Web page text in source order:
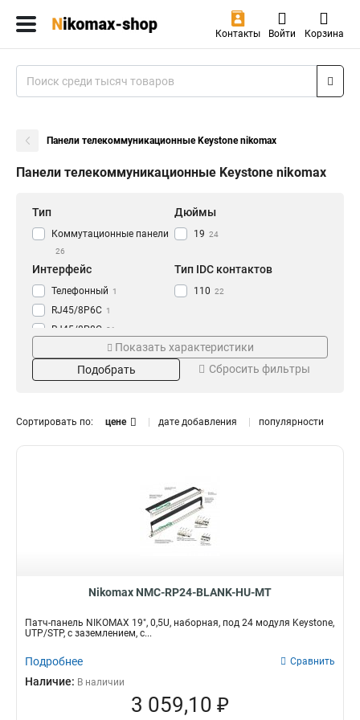
Контакты Войти Корзина
Панели телекоммуникационные Keystone nikomax
Панели телекоммуникационные Keystone nikomax
Тип
Коммутационные панели
26
Дюймы
19 24
Интерфейс
Телефонный 1
RJ45/8P6C 1
RJ45/8P8C 21
Тип IDC контактов
110 22
Схема разводки
T568A/B 21
Высота
2U 4
Исполнение Заземление
Кол-во модулей
48
24 16
Черный 14
Серия
Стандарт
100МГц
Показать характеристики
Подобрать
Сбросить фильтры
Сортировать по: цене дате добавления популярности
Nikomax NMC-RP24-BLANK-HU-MT
Патч-панель NIKOMAX 19", 0,5U, наборная, под 24 модуля Keystone,
UTP/STP, с заземлением, с...
Подробнее Сравнить
Наличие: В наличии
3 059,10 ₽